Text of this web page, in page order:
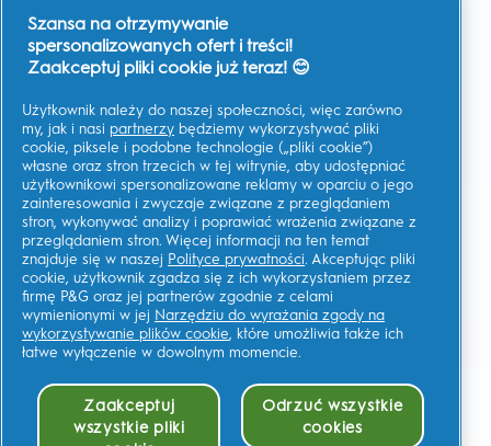
Wyrażam zgodę na otrzymywanie spersonalizowanej
komunikacji na temat ofert, aktualności i innych inicjatyw
promocyjnych od Oral-B i innych marek P&G
poczty elektronicznej i kanałów komunikacji online. W każdej
Firma Procter & Gamble, jako administrator danych, będzie
przetwarzać Twoje dane, aby umożliwić Ci rejestrację na tej
stronie, korzystanie z usług, a także, zależnie od udzielonej
zgody, wysyłać wiadomości marketingowe, w tym
spersonalizowane reklamy w mediach online.Dowiedz się
więcej.
Aby uzyskać więcej informacji na temat przetwarzania Twoich
danych osobowych i praw do prywatności, przeczytaj więcej
tutajlub zapoznaj się z naszą pełną Polityką ochrony
Prywatność .
Musisz mieć co najmniej 18 lat orazwyrazić zgodę na nasz
Regulamin .
Regulamin
Prywatność
Reklamy oparte na
Szansa na otrzymywanie
spersonalizowanych ofert i treści!
Zaakceptuj pliki cookie już teraz! 😊
Użytkownik należy do naszej społeczności, więc zarówno
my, jak i nasi partnerzy będziemy wykorzystywać pliki
cookie, piksele i podobne technologie („pliki cookie”)
własne oraz stron trzecich w tej witrynie, aby udostępniać
użytkownikowi spersonalizowane reklamy w oparciu o jego
zainteresowania i zwyczaje związane z przeglądaniem
stron, wykonywać analizy i poprawiać wrażenia związane z
przeglądaniem stron. Więcej informacji na ten temat
znajduje się w naszej Polityce prywatności. Akceptując pliki
cookie, użytkownik zgadza się z ich wykorzystaniem przez
firmę P&G oraz jej partnerów zgodnie z celami
wymienionymi w jej Narzędziu do wyrażania zgody na
wykorzystywanie plików cookie, które umożliwia także ich
łatwe wyłączenie w dowolnym momencie.
Zaakceptuj
wszystkie pliki
Odrzuć wszystkie
cookies